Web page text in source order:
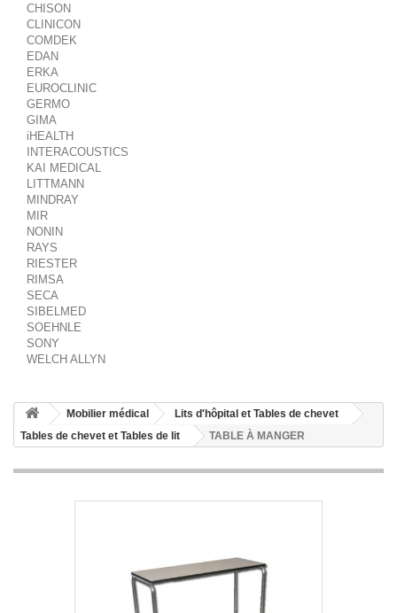
CHISON
CLINICON
COMDEK
EDAN
ERKA
EUROCLINIC
GERMO
GIMA
iHEALTH
INTERACOUSTICS
KAI MEDICAL
LITTMANN
MINDRAY
MIR
NONIN
RAYS
RIESTER
RIMSA
SECA
SIBELMED
SOEHNLE
SONY
WELCH ALLYN
Mobilier médical
Lits d'hôpital et Tables de chevet
Tables de chevet et Tables de lit
TABLE À MANGER